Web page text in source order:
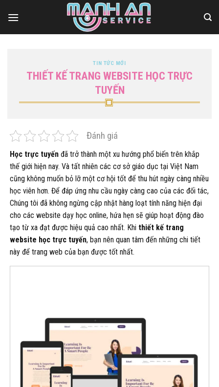
qua
TIN TỨC MỚI
THIẾT KẾ TRANG WEBSITE HỌC TRỰC
TUYẾN
Đánh giá
Học trực tuyến đã trở thành một xu hướng phổ biến trên khắp
thế giới hiện nay. Và tất nhiên các cơ sở giáo dục tại Việt Nam
cũng không muốn bỏ lỡ một cơ hội tốt để thu hút ngày càng nhiều
học viên hơn. Để đáp ứng nhu cầu ngày càng cao của các đối tác,
Chúng tôi đã không ngừng cập nhật hàng loạt tính năng hiện đại
cho các website dạy học online, hứa hẹn sẽ giúp hoạt động đào
tạo từ xa đạt được hiệu quả cao nhất. Khi thiết kế trang
website học trực tuyến, bạn nên quan tâm đến những chi tiết
này để trang web của bạn được tốt nhất.